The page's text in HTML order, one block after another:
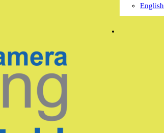
English